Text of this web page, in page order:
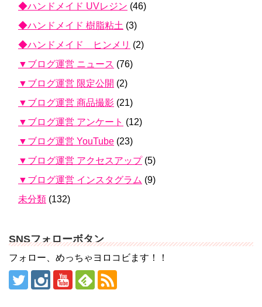
◆ハンドメイド UVレジン (46)
◆ハンドメイド 樹脂粘土 (3)
◆ハンドメイド ヒンメリ (2)
▼ブログ運営 ニュース (76)
▼ブログ運営 限定公開 (2)
▼ブログ運営 商品撮影 (21)
▼ブログ運営 アンケート (12)
▼ブログ運営 YouTube (23)
▼ブログ運営 アクセスアップ(5)
▼ブログ運営 インスタグラム (9)
未分類 (132)
SNSフォローボタン
フォロー、めっちゃヨロコビます！！